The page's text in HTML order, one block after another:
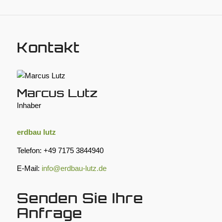
Kontakt
Marcus Lutz
Inhaber
erdbau lutz
Telefon: +49 7175 3844940
E-Mail: info@erdbau-lutz.de
Senden Sie Ihre
Anfrage